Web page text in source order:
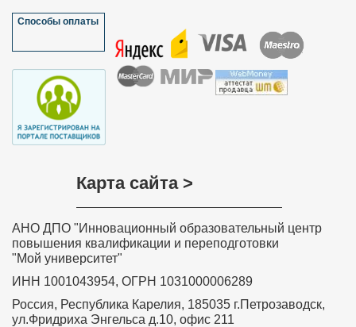
Способы оплаты
Карта сайта >
АНО ДПО "Инновационный образовательный центр
повышения квалификации и переподготовки
"Мой университет"
ИНН 1001043954, ОГРН 1031000006289
Россия, Республика Карелия, 185035 г.Петрозаводск,
ул.Фридриха Энгельса д.10, офис 211